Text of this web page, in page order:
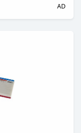
AD